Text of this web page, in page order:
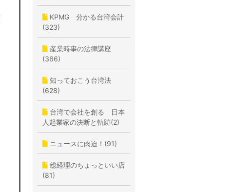
KPMG 分かる台湾会計
(323)
産業時事の法律講座
(366)
知っておこう台湾法
(628)
台湾で会社を創る 日本
人起業家の決断と軌跡(2)
ニュースに肉迫！(91)
総経理のちょっといい店
(81)